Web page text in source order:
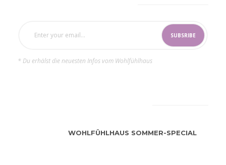
* Du erhälst die neuesten Infos vom Wohlfühlhaus
WOHLFÜHLHAUS SOMMER-SPECIAL